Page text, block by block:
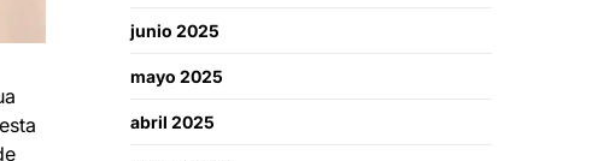
junio 2025
mayo 2025
abril 2025